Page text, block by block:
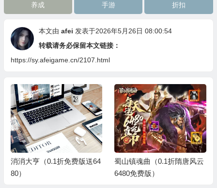
养成 手游 折扣
本文由 afei 发表于2026年5月26日 08:00:54
转载请务必保留本文链接：
https://sy.afeigame.cn/2107.html
消消大亨（0.1折免费版送64
80）
蜀山镇魂曲（0.1折隋唐风云
6480免费版）